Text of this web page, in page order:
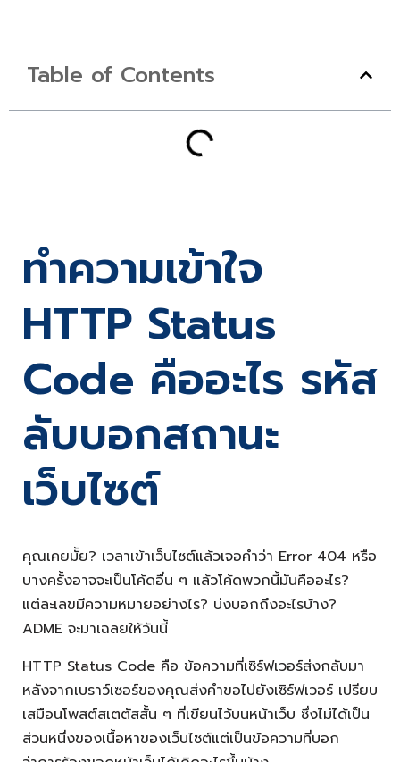
Table of Contents
ทำความเข้าใจ
HTTP Status
Code คืออะไร รหัส
ลับบอกสถานะ
เว็บไซต์
คุณเคยมั้ย? เวลาเข้าเว็บไซต์แล้วเจอคำว่า Error 404 หรือ
บางครั้งอาจจะเป็นโค้ดอื่น ๆ แล้วโค้ดพวกนี้มันคืออะไร?
แต่ละเลขมีความหมายอย่างไร? บ่งบอกถึงอะไรบ้าง?
ADME จะมาเฉลยให้วันนี้
HTTP Status Code คือ ข้อความที่เซิร์ฟเวอร์ส่งกลับมา
หลังจากเบราว์เซอร์ของคุณส่งคำขอไปยังเซิร์ฟเวอร์ เปรียบ
เสมือนโพสต์สเตตัสสั้น ๆ ที่เขียนไว้บนหน้าเว็บ ซึ่งไม่ได้เป็น
ส่วนหนึ่งของเนื้อหาของเว็บไซต์แต่เป็นข้อความที่บอก